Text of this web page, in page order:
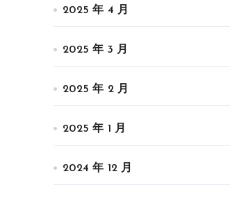
2025 年 4 月
2025 年 3 月
2025 年 2 月
2025 年 1 月
2024 年 12 月